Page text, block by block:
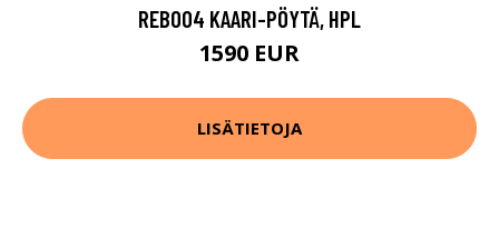
REB004 KAARI-PÖYTÄ, HPL
1590 EUR
LISÄTIETOJA